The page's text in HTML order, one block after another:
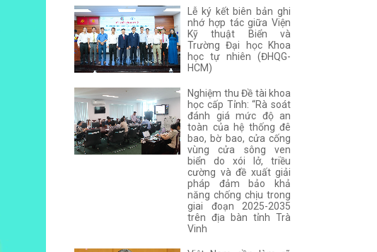
Lễ ký kết biên bản ghi
nhớ hợp tác giữa Viện
Kỹ thuật Biển và
Trường Đại học Khoa
học tự nhiên (ĐHQG-
HCM)
Nghiệm thu Đề tài khoa
học cấp Tỉnh: “Rà soát
đánh giá mức độ an
toàn của hệ thống đê
bao, bờ bao, cửa cống
vùng cửa sông ven
biển do xói lở, triều
cường và đề xuất giải
pháp đảm bảo khả
năng chống chịu trong
giai đoạn 2025-2035
trên địa bàn tỉnh Trà
Vinh